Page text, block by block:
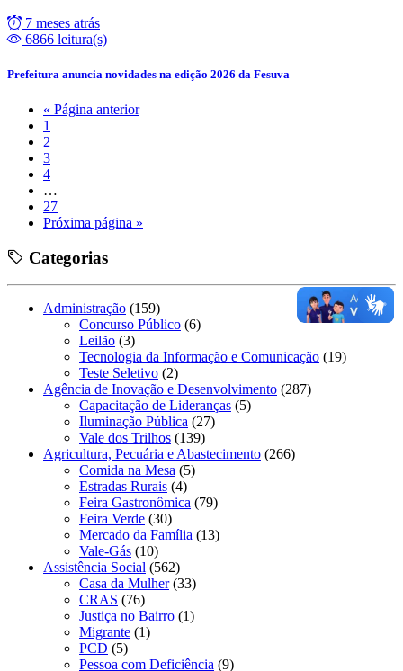
7 meses atrás
6866 leitura(s)
Prefeitura anuncia novidades na edição 2026 da Fesuva
« Página anterior
1
2
3
4
…
27
Próxima página »
Categorias
Administração (159)
Concurso Público (6)
Leilão (3)
Tecnologia da Informação e Comunicação (19)
Teste Seletivo (2)
Agência de Inovação e Desenvolvimento (287)
Capacitação de Lideranças (5)
Iluminação Pública (27)
Vale dos Trilhos (139)
Agricultura, Pecuária e Abastecimento (266)
Comida na Mesa (5)
Estradas Rurais (4)
Feira Gastronômica (79)
Feira Verde (30)
Mercado da Família (13)
Vale-Gás (10)
Assistência Social (562)
Casa da Mulher(33)
CRAS (76)
Justiça no Bairro (1)
Migrante (1)
PCD (5)
Pessoa com Deficiência (9)